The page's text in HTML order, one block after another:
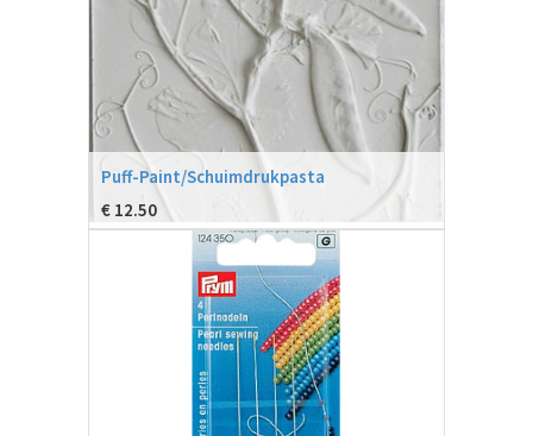
Puff-Paint/Schuimdrukpasta
€ 12.50